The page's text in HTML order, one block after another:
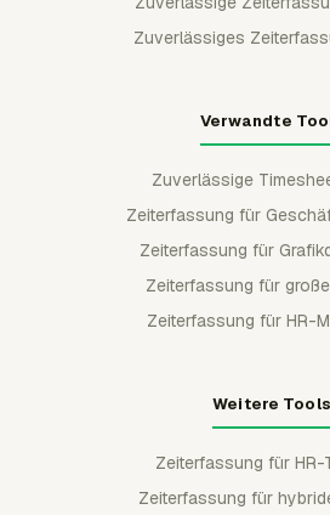
Zuverlässiges
Verwandte
Zuverlässige
Zeiterfassung für
Zeiterfassung für
Zeiterfassung für
Zeiterfassung für HR-
Weitere Tools
Zeiterfassung für HR-
Zeiterfassung für